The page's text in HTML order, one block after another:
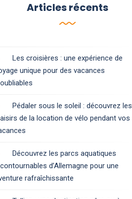
Articles récents
Les croisières : une expérience de
unique pour des vacances
Pédaler sous le soleil : découvrez les
de la location de vélo pendant vos
Découvrez les parcs aquatiques
d’Allemagne pour une
rafraîchissante